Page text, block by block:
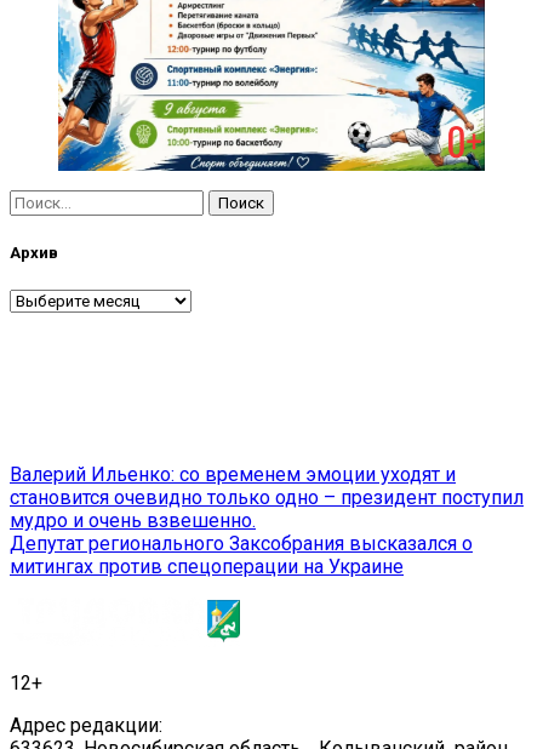
Найти:
Архив
Архив
Навигация
по
записям
Валерий Ильенко: со временем эмоции уходят и
становится очевидно только одно – президент поступил
мудро и очень взвешенно.
Депутат регионального Заксобрания высказался о
митингах против спецоперации на Украине
12+
Адрес редакции: